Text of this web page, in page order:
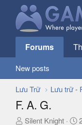
Forums
New posts
Lưu Trữ Lưu trữ -
F. A. G.
T
Silent Knight